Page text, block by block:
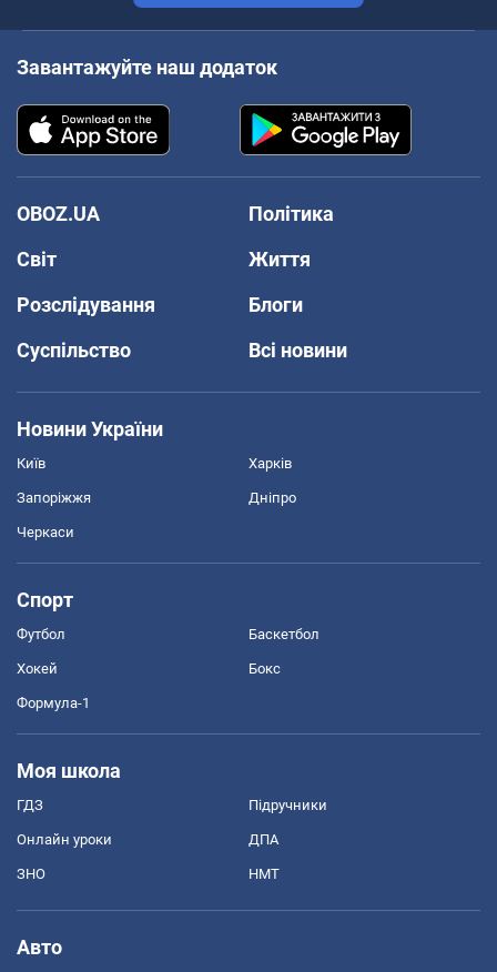
Завантажуйте наш додаток
OBOZ.UA
Політика
Світ
Життя
Розслідування
Блоги
Суспільство
Всі новини
Новини України
Київ Харків
Запоріжжя Дніпро
Черкаси
Спорт
Футбол Баскетбол
Хокей Бокс
Формула-1
Моя школа
ГДЗ Підручники
Онлайн уроки ДПА
ЗНО НМТ
Авто